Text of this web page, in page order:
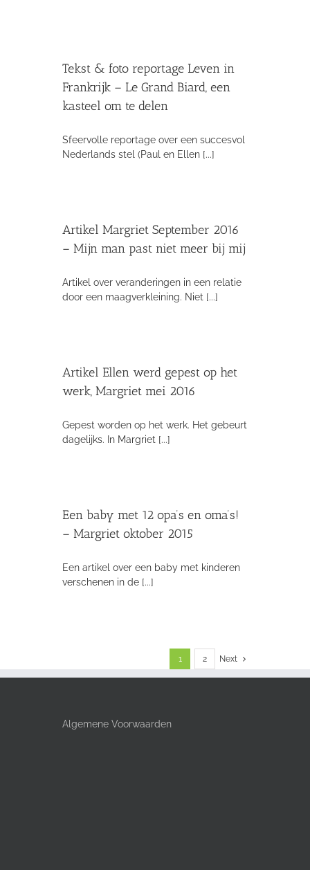
Tekst & foto reportage Leven in
Frankrijk – Le Grand Biard, een
kasteel om te delen
Sfeervolle reportage over een succesvol
Nederlands stel (Paul en Ellen [...]
Artikel Margriet September 2016
– Mijn man past niet meer bij mij
Artikel over veranderingen in een relatie
door een maagverkleining. Niet [...]
Artikel Ellen werd gepest op het
werk, Margriet mei 2016
Gepest worden op het werk. Het gebeurt
dagelijks. In Margriet [...]
Een baby met 12 opa’s en oma’s!
– Margriet oktober 2015
Een artikel over een baby met kinderen
verschenen in de [...]
1 2 Next
Algemene Voorwaarden